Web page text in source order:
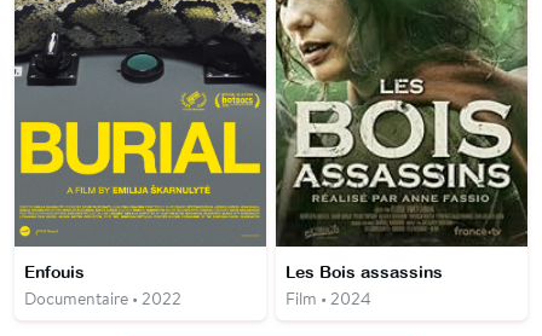
Enfouis
Documentaire • 2022
Les Bois assassins
Film • 2024